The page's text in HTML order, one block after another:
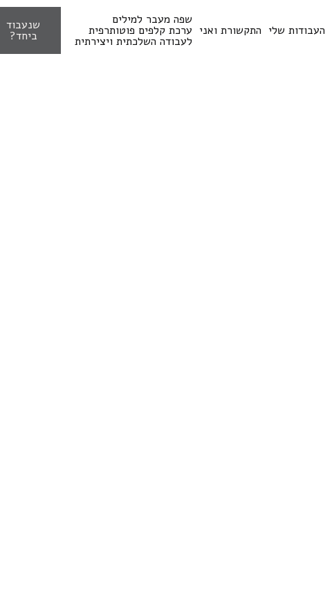
העבודות שלי התקשורת ואני
שפה מעבר למילים
ערכת קלפים פוטותרפית
לעבודה השלכתית ויצירתית
שנעבוד
ביחד?